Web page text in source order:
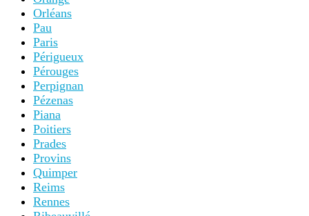
Orléans
Pau
Paris
Périgueux
Pérouges
Perpignan
Pézenas
Piana
Poitiers
Prades
Provins
Quimper
Reims
Rennes